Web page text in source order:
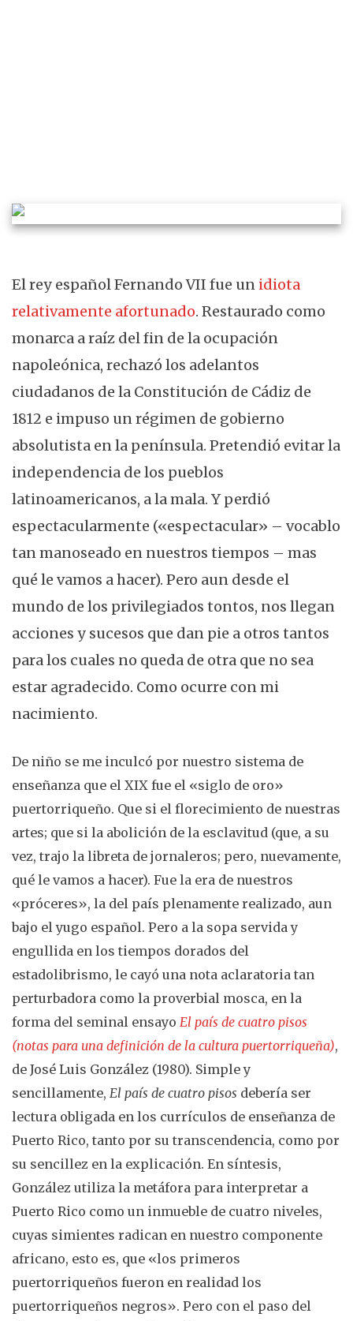
El rey español Fernando VII fue un idiota
relativamente afortunado. Restaurado como
monarca a raíz del fin de la ocupación
napoleónica, rechazó los adelantos
ciudadanos de la Constitución de Cádiz de
1812 e impuso un régimen de gobierno
absolutista en la península. Pretendió evitar la
independencia de los pueblos
latinoamericanos, a la mala. Y perdió
espectacularmente («espectacular» – vocablo
tan manoseado en nuestros tiempos – mas
qué le vamos a hacer). Pero aun desde el
mundo de los privilegiados tontos, nos llegan
acciones y sucesos que dan pie a otros tantos
para los cuales no queda de otra que no sea
estar agradecido. Como ocurre con mi
nacimiento.
De niño se me inculcó por nuestro sistema de
enseñanza que el XIX fue el «siglo de oro»
puertorriqueño. Que si el florecimiento de nuestras
artes; que si la abolición de la esclavitud (que, a su
vez, trajo la libreta de jornaleros; pero, nuevamente,
qué le vamos a hacer). Fue la era de nuestros
«próceres», la del país plenamente realizado, aun
bajo el yugo español. Pero a la sopa servida y
engullida en los tiempos dorados del
estadolibrismo, le cayó una nota aclaratoria tan
perturbadora como la proverbial mosca, en la
forma del seminal ensayo El país de cuatro pisos
(notas para una definición de la cultura puertorriqueña),
de José Luis González (1980). Simple y
sencillamente, El país de cuatro pisos debería ser
lectura obligada en los currículos de enseñanza de
Puerto Rico, tanto por su transcendencia, como por
su sencillez en la explicación. En síntesis,
González utiliza la metáfora para interpretar a
Puerto Rico como un inmueble de cuatro niveles,
cuyas simientes radican en nuestro componente
africano, esto es, que «los primeros
puertorriqueños fueron en realidad los
puertorriqueños negros». Pero con el paso del